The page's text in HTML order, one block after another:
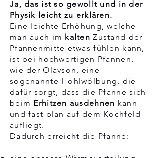
Ja, das ist so gewollt und in der
Physik leicht zu erklären.
Eine leichte Erhöhung, welche
man auch im kalten Zustand der
Pfannenmitte etwas fühlen kann,
ist bei hochwertigen Pfannen,
wie der Olavson, eine
sogenannte Hohlwölbung, die
dafür sorgt, dass die Pfanne sich
beim Erhitzen ausdehnen kann
und fast plan auf dem Kochfeld
aufliegt.
Dadurch erreicht die Pfanne: